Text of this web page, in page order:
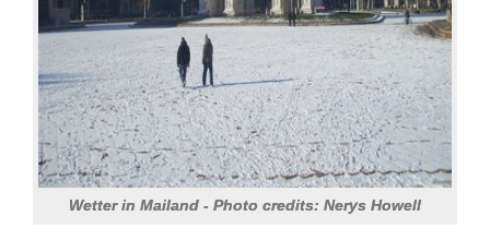
Wetter in Mailand - Photo credits: Nerys Howell